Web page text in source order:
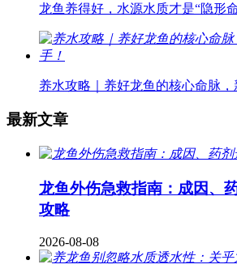
龙鱼养得好，水源水质才是“隐形命
养水攻略｜养好龙鱼的核心命脉，
最新文章
龙鱼外伤急救指南：成因、
攻略
2026-08-08